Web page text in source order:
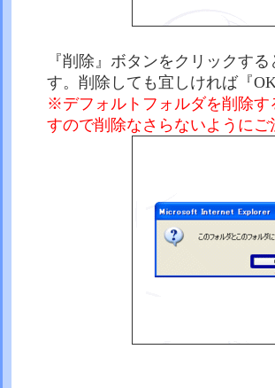
『削除』ボタンをクリックす
す。削除しても宜しければ『
※デフォルトフォルダを削除す
すので削除なさらないように